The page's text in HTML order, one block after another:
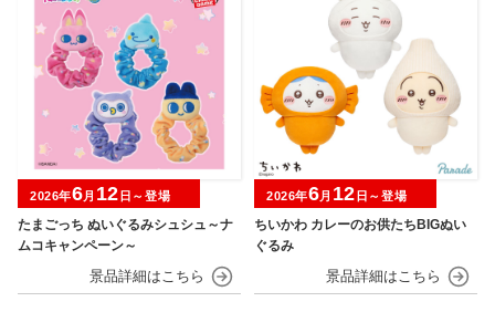
たまごっち ぬいぐるみシュシュ～ナ
ムコキャンペーン～
2026年6月 12 日～登場
ちいかわ カレーのお供たちBIGぬい
ぐるみ
2026年6月 12 日～登場